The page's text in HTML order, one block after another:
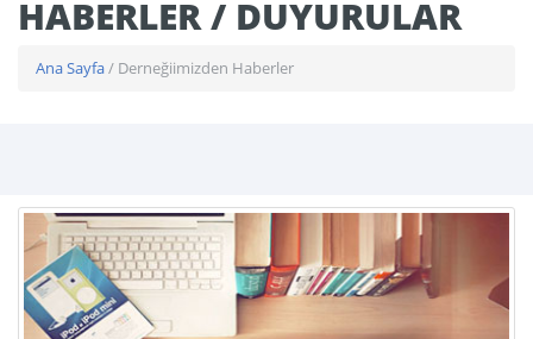
HABERLER / DUYURULAR
Ana Sayfa/ Derneğiimizden Haberler